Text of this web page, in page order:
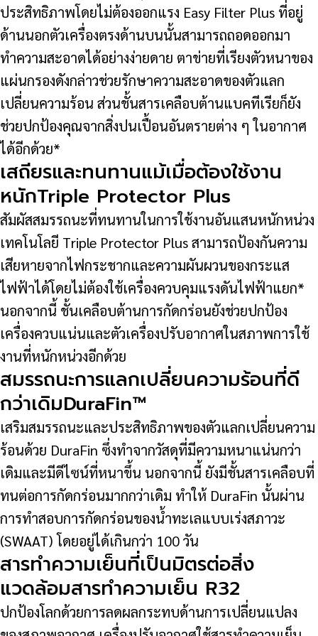
ประสิทธิภาพโดยไม่ต้องออกแรง Easy Filter Plus ที่อยู่
ด้านนอกตัวเครื่องตรงด้านบนนั้นสามารถถอดออกมา
ทำความสะอาดได้อย่างง่ายดาย ตาข่ายที่เรียงตัวหนาของ
แผ่นกรองดังกล่าวช่วยรักษาความสะอาดของตัวแลก
เปลี่ยนความร้อน ส่วนชั้นสารเคลือบต้านแบคทีเรียก็ยัง
ช่วยปกป้องคุณจากสิ่งปนเปื้อนอันตรายต่าง ๆ ในอากาศ
ได้อีกด้วย*
เสถียรและทนทานแม้เมื่อต้องใช้งาน
หนักTriple Protector Plus
สัมผัสสมรรถนะที่ทนทานในการใช้งานอันแสนหนักหน่วง
เทคโนโลยี Triple Protector Plus สามารถป้องกันความ
เสียหายจากไฟกระชากและความผันผวนของกระแส
ไฟฟ้าได้โดยไม่ต้องใช้เครื่องควบคุมแรงดันไฟฟ้าแยก*
นอกจากนี้ ชั้นเคลือบต้านการกัดกร่อนยังช่วยปกป้อง
เครื่องควบแน่นและตัวเครื่องปรับอากาศในสภาพการใช้
งานที่หนักหน่วงอีกด้วย
สมรรถนะการแลกเปลี่ยนความร้อนที่ดี
กว่าเดิมDuraFin™
เสริมสมรรถนะและประสิทธิภาพของตัวแลกเปลี่ยนความ
ร้อนด้วย DuraFin ซึ่งทำจากวัสดุที่มีความหนาแน่นกว่า
เดิมและมีดีไซน์ที่หนาขึ้น นอกจากนี้ ยังมีชั้นสารเคลือบที่
ทนต่อการกัดกร่อนมากกว่าเดิม ทำให้ DuraFin นั้นผ่าน
การทำสอบการกัดกร่อนของน้ำทะเลแบบเร่งสภาวะ
(SWAAT) โดยอยู่ได้เกินกว่า 100 วัน
สารทำความเย็นที่เป็นมิตรต่อสิ่ง
แวดล้อมสารทำความเย็น R32
ปกป้องโลกด้วยการลดผลกระทบด้านการเปลี่ยนแปลง